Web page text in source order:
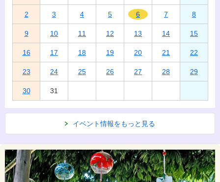
2 3 4 5 6 7 8
9 10 11 12 13 14 15
16 17 18 19 20 21 22
23 24 25 26 27 28 29
30 31
イベント情報をもっと見る